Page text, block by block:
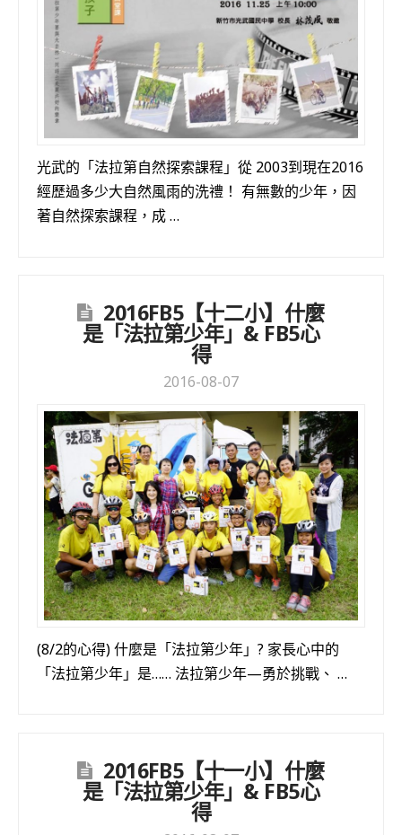
光武的「法拉第自然探索課程」從 2003到現在2016
經歷過多少大自然風雨的洗禮！ 有無數的少年，因
著自然探索課程，成 …
2016FB5【十二小】什麼
是「法拉第少年」& FB5心
得
2016-08-07
(8/2的心得) 什麼是「法拉第少年」? 家長心中的
「法拉第少年」是…… 法拉第少年—勇於挑戰、 …
2016FB5【十一小】什麼
是「法拉第少年」& FB5心
得